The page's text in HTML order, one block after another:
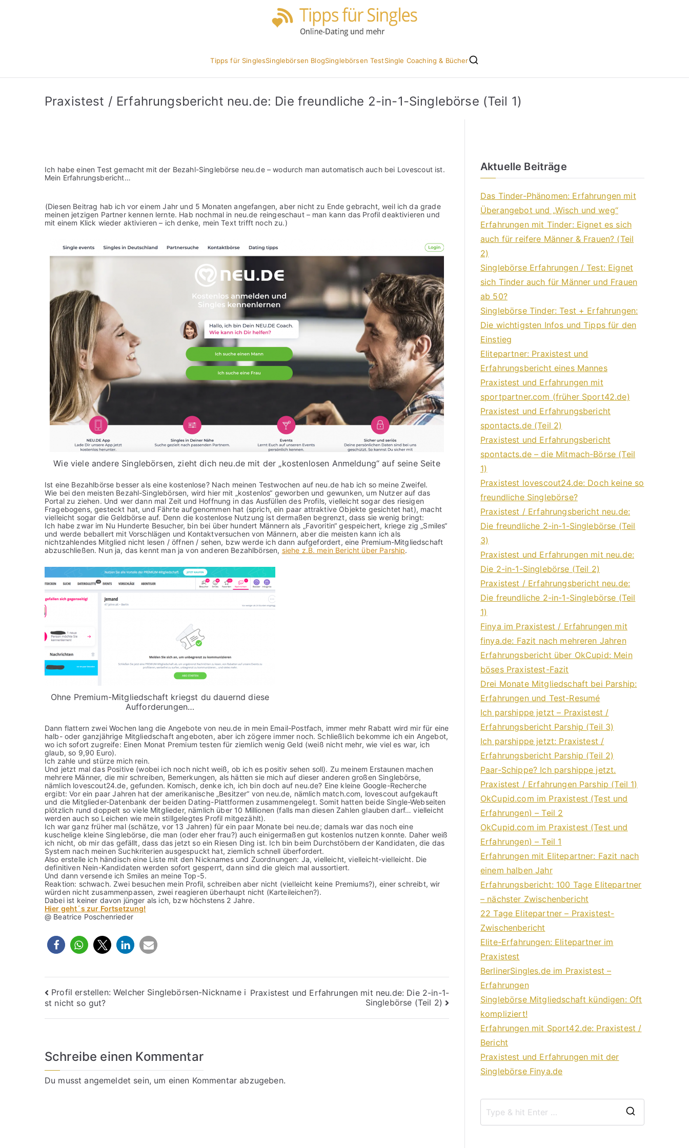
Tipps für SinglesSinglebörsen BlogSinglebörsen TestSingle Coaching & Bücher
Praxistest / Erfahrungsbericht neu.de: Die freundliche 2-in-1-Singlebörse (Teil 1)
Ich habe einen Test gemacht mit der Bezahl-Singlebörse neu.de – wodurch man automatisch auch bei Lovescout ist.
Mein Erfahrungsbericht…
(Diesen Beitrag hab ich vor einem Jahr und 5 Monaten angefangen, aber nicht zu Ende gebracht, weil ich da grade
meinen jetzigen Partner kennen lernte. Hab nochmal in neu.de reingeschaut – man kann das Profil deaktivieren und
mit einem Klick wieder aktivieren – ich denke, mein Text trifft noch zu.)
Wie viele andere Singlebörsen, zieht dich neu.de mit der „kostenlosen Anmeldung“ auf seine Seite
Ist eine Bezahlbörse besser als eine kostenlose? Nach meinen Testwochen auf neu.de hab ich so meine Zweifel.
Wie bei den meisten Bezahl-Singlebörsen, wird hier mit „kostenlos“ geworben und gewunken, um Nutzer auf das
Portal zu ziehen. Und wer dann mal Zeit und Hoffnung in das Ausfüllen des Profils, vielleicht sogar des riesigen
Fragebogens, gesteckt hat, und Fährte aufgenommen hat (sprich, ein paar attraktive Objekte gesichtet hat), macht
vielleicht sogar die Geldbörse auf. Denn die kostenlose Nutzung ist dermaßen begrenzt, dass sie wenig bringt:
Ich habe zwar im Nu Hunderte Besucher, bin bei über hundert Männern als „Favoritin“ gespeichert, kriege zig „Smiles“
und werde beballert mit Vorschlägen und Kontaktversuchen von Männern, aber die meisten kann ich als
nichtzahlendes Mitglied nicht lesen / öffnen / sehen, bzw werde ich dann aufgefordert, eine Premium-Mitgliedschaft
abzuschließen. Nun ja, das kennt man ja von anderen Bezahlbörsen, siehe z.B. mein Bericht über Parship.
Ohne Premium-Mitgliedschaft kriegst du dauernd diese
Aufforderungen…
Dann flattern zwei Wochen lang die Angebote von neu.de in mein Email-Postfach, immer mehr Rabatt wird mir für eine
halb- oder ganzjährige Mitgliedschaft angeboten, aber ich zögere immer noch. Schließlich bekomme ich ein Angebot,
wo ich sofort zugreife: Einen Monat Premium testen für ziemlich wenig Geld (weiß nicht mehr, wie viel es war, ich
glaub, so 9,90 Euro).
Ich zahle und stürze mich rein.
Und jetzt mal das Positive (wobei ich noch nicht weiß, ob ich es positiv sehen soll). Zu meinem Erstaunen machen
mehrere Männer, die mir schreiben, Bemerkungen, als hätten sie mich auf dieser anderen großen Singlebörse,
nämlich lovescout24.de, gefunden. Komisch, denke ich, ich bin doch auf neu.de? Eine kleine Google-Recherche
ergibt: Vor ein paar Jahren hat der amerikanische „Besitzer“ von neu.de, nämlich match.com, lovescout aufgekauft
und die Mitglieder-Datenbank der beiden Dating-Plattformen zusammengelegt. Somit hatten beide Single-Webseiten
plötzlich rund doppelt so viele Mitglieder, nämlich über 10 Millionen (falls man diesen Zahlen glauben darf… vielleicht
werden auch so Leichen wie mein stillgelegtes Profil mitgezählt).
Ich war ganz früher mal (schätze, vor 13 Jahren) für ein paar Monate bei neu.de; damals war das noch eine
kuschelige kleine Singlebörse, die man (oder eher frau?) auch einigermaßen gut kostenlos nutzen konnte. Daher weiß
ich nicht, ob mir das gefällt, dass das jetzt so ein Riesen Ding ist. Ich bin beim Durchstöbern der Kandidaten, die das
System nach meinen Suchkriterien ausgespuckt hat, ziemlich schnell überfordert.
Also erstelle ich händisch eine Liste mit den Nicknames und Zuordnungen: Ja, vielleicht, vielleicht-vielleicht. Die
definitiven Nein-Kandidaten werden sofort gesperrt, dann sind die gleich mal aussortiert.
Und dann versende ich Smiles an meine Top-5.
Reaktion: schwach. Zwei besuchen mein Profil, schreiben aber nicht (vielleicht keine Premiums?), einer schreibt, wir
würden nicht zusammenpassen, zwei reagieren überhaupt nicht (Karteileichen?).
Dabei ist keiner davon jünger als ich, bzw höchstens 2 Jahre.
Hier geht´s zur Fortsetzung!
@ Beatrice Poschenrieder
Beitragsnavigation
Profil erstellen: Welcher Singlebörsen-Nickname i
st nicht so gut?
Praxistest und Erfahrungen mit neu.de: Die 2-in-1-
Singlebörse (Teil 2)
Schreibe einen Kommentar
Du musstangemeldet sein, um einen Kommentar abzugeben.
Aktuelle Beiträge
Das Tinder-Phänomen: Erfahrungen mit
Überangebot und „Wisch und weg“
Erfahrungen mit Tinder: Eignet es sich
auch für reifere Männer & Frauen? (Teil
2)
Singlebörse Erfahrungen / Test: Eignet
sich Tinder auch für Männer und Frauen
ab 50?
Singlebörse Tinder: Test + Erfahrungen:
Die wichtigsten Infos und Tipps für den
Einstieg
Elitepartner: Praxistest und
Erfahrungsbericht eines Mannes
Praxistest und Erfahrungen mit
sportpartner.com (früher Sport42.de)
Praxistest und Erfahrungsbericht
spontacts.de (Teil 2)
Praxistest und Erfahrungsbericht
spontacts.de – die Mitmach-Börse (Teil
1)
Praxistest lovescout24.de: Doch keine so
freundliche Singlebörse?
Praxistest / Erfahrungsbericht neu.de:
Die freundliche 2-in-1-Singlebörse (Teil
3)
Praxistest und Erfahrungen mit neu.de:
Die 2-in-1-Singlebörse (Teil 2)
Praxistest / Erfahrungsbericht neu.de:
Die freundliche 2-in-1-Singlebörse (Teil
1)
Finya im Praxistest / Erfahrungen mit
finya.de: Fazit nach mehreren Jahren
Erfahrungsbericht über OkCupid: Mein
böses Praxistest-Fazit
Drei Monate Mitgliedschaft bei Parship:
Erfahrungen und Test-Resumé
Ich parshippe jetzt – Praxistest /
Erfahrungsbericht Parship (Teil 3)
Ich parshippe jetzt: Praxistest /
Erfahrungsbericht Parship (Teil 2)
Paar-Schippe? Ich parshippe jetzt.
Praxistest / Erfahrungen Parship (Teil 1)
OkCupid.com im Praxistest (Test und
Erfahrungen) – Teil 2
OkCupid.com im Praxistest (Test und
Erfahrungen) – Teil 1
Erfahrungen mit Elitepartner: Fazit nach
einem halben Jahr
Erfahrungsbericht: 100 Tage Elitepartner
– nächster Zwischenbericht
22 Tage Elitepartner – Praxistest-
Zwischenbericht
Elite-Erfahrungen: Elitepartner im
Praxistest
BerlinerSingles.de im Praxistest –
Erfahrungen
Singlebörse Mitgliedschaft kündigen: Oft
kompliziert!
Erfahrungen mit Sport42.de: Praxistest /
Bericht
Praxistest und Erfahrungen mit der
Singlebörse Finya.de
e